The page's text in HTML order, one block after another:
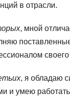
в отрасли.
, мной
своего
, я обладаю
и умею